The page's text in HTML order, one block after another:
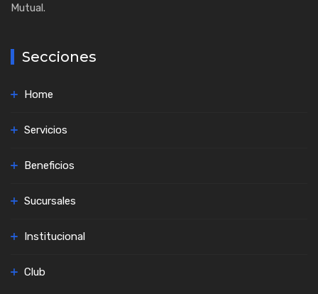
Mutual.
Secciones
Home
Servicios
Beneficios
Sucursales
Institucional
Club